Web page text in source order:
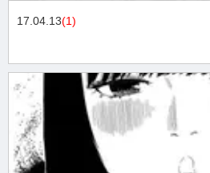
17.04.13(1)